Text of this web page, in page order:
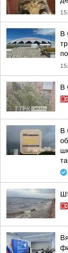
В
В
В